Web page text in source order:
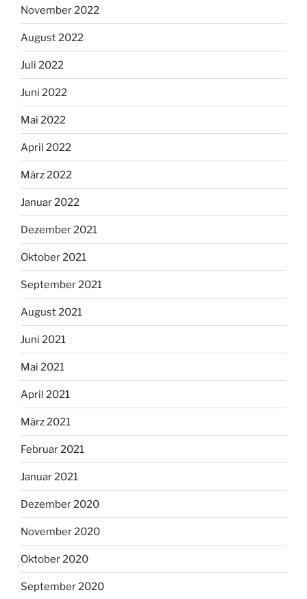
November 2022
August 2022
Juli 2022
Juni 2022
Mai 2022
April 2022
März 2022
Januar 2022
Dezember 2021
Oktober 2021
September 2021
August 2021
Juni 2021
Mai 2021
April 2021
März 2021
Februar 2021
Januar 2021
Dezember 2020
November 2020
Oktober 2020
September 2020